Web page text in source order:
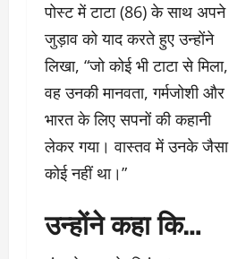
पोस्ट में टाटा (86) के साथ अपने
जुड़ाव को याद करते हुए उन्होंने
लिखा, “जो कोई भी टाटा से मिला,
वह उनकी मानवता, गर्मजोशी और
भारत के लिए सपनों की कहानी
लेकर गया। वास्तव में उनके जैसा
कोई नहीं था।”
उन्होंने कहा कि…